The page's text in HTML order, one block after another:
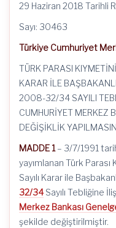
29 Haziran 2018 Tarihli
Sayı: 30463
Türkiye Cumhuriyet
TÜRK PARASI
KARAR İLE
2008-32/34 SAYILI
CUMHURİYET MERKEZ
DEĞİŞİKLİK
MADDE 1– 3/7/1991
yayımlanan Türk Parası
Sayılı Karar ile
32/34Sayılı Tebliğine
Merkez Bankası
şekilde değiştirilmiştir.